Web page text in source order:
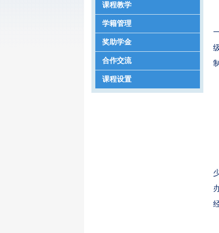
课程教学
学籍管理
奖助学金
合作交流
课程设置